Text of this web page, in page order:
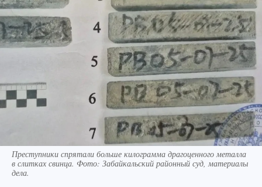
Преступники спрятали больше килограмма драгоценного металла
в слитках свинца. Фото: Забайкальский районный суд, материалы
дела.